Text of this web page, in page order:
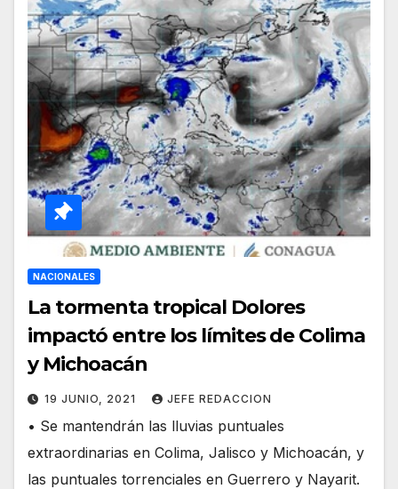
NACIONALES
La tormenta tropical Dolores
impactó entre los límites de Colima
y Michoacán
19 JUNIO, 2021 JEFE REDACCION
• Se mantendrán las lluvias puntuales
extraordinarias en Colima, Jalisco y Michoacán, y
las puntuales torrenciales en Guerrero y Nayarit.